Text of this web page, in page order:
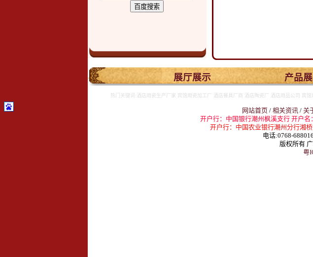
. 展厅展示 产品
热门关键词:酒店用瓷生产厂家 宾馆用瓷加工厂 酒店餐具厂商 酒店陶瓷厂 酒店用品公司 宾
网站首页 / 相关资讯 / 关
开户行：中国银行潮州枫溪支行 开户
开户行：中国农业银行潮州分行湘
电话:0768-
版权所有
粤